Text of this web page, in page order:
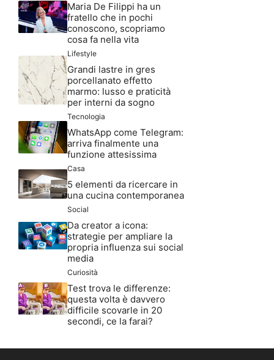
Maria De Filippi ha un
fratello che in pochi
conoscono, scopriamo
cosa fa nella vita
Lifestyle
Grandi lastre in gres
porcellanato effetto
marmo: lusso e praticità
per interni da sogno
Tecnologia
WhatsApp come Telegram:
arriva finalmente una
funzione attesissima
Casa
5 elementi da ricercare in
una cucina contemporanea
Social
Da creator a icona:
strategie per ampliare la
propria influenza sui social
media
Curiosità
Test trova le differenze:
questa volta è davvero
difficile scovarle in 20
secondi, ce la farai?